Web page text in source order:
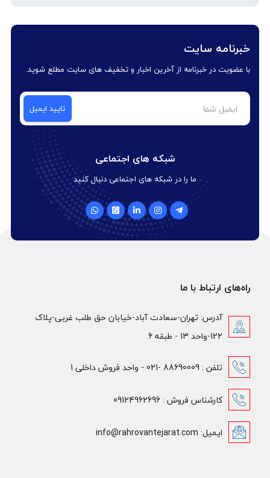
خبرنامه سایت
با عضویت در خبرنامه از آخرین اخبار و تخفیف های سایت مطلع شوید.
شبکه های اجتماعی
ما را در شبکه های اجتماعی دنبال کنید
راه‌های ارتباط با ما
آدرس: تهران-سعادت آباد-خیابان حق طلب غربی-پلاک
122-واحد 13 - طبقه 6
تلفن : 88690009 -021 - واحد فروش داخلی 1
کارشناس فروش : 09124962696
ایمیل: info@rahrovantejarat.com